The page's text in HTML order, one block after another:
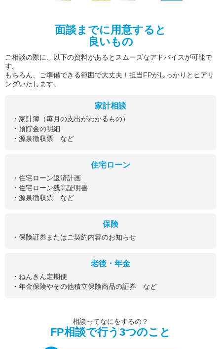
面談までに用意すると
良いもの
ご相談の際に、以下の資料があるとスムーズなアドバイスが可能で
す。
もちろん、ご準備できる範囲で大丈夫！担当FPがしっかりとヒアリ
ングいたします。
家計相談
・家計簿（毎月の支出がわかるもの）
・預貯金の明細
・源泉徴収票 など
住宅ローン
・住宅ローン返済計画
・住宅ローン残高証明書
・源泉徴収票 など
保険
・保険証券またはご契約内容のお知らせ
老後・年金
・ねんきん定期便
・年金保険やその他積立保険商品の証券 など
相談ってなにをするの？
FP相談で行う3つのこと